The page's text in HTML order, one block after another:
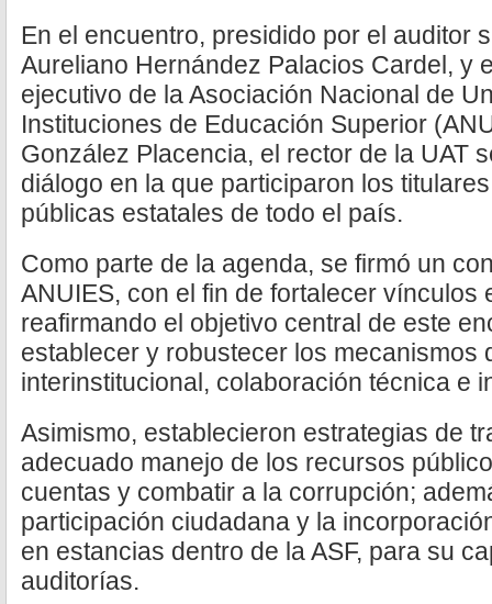
En el encuentro, presidido por el auditor
Aureliano Hernández Palacios Cardel, y
ejecutivo de la Asociación Nacional de
Instituciones de Educación Superior
González Placencia, el rector de la UAT
diálogo en la que participaron los
públicas estatales de todo el país.
Como parte de la agenda, se firmó un
ANUIES, con el fin de fortalecer vínculos
reafirmando el objetivo central de este
establecer y robustecer los mecanismos
interinstitucional, colaboración técnica e
Asimismo, establecieron estrategias de
adecuado manejo de los recursos
cuentas y combatir a la corrupción;
participación ciudadana y la
en estancias dentro de la ASF, para su
auditorías.